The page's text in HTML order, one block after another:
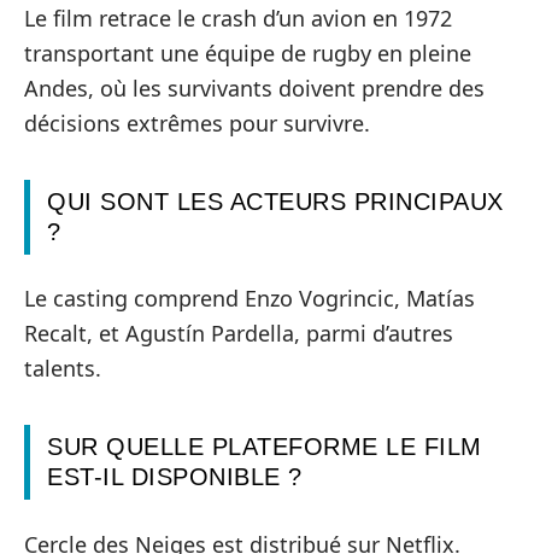
Le film retrace le crash d’un avion en 1972
transportant une équipe de rugby en pleine
Andes, où les survivants doivent prendre des
décisions extrêmes pour survivre.
QUI SONT LES ACTEURS PRINCIPAUX
?
Le casting comprend Enzo Vogrincic, Matías
Recalt, et Agustín Pardella, parmi d’autres
talents.
SUR QUELLE PLATEFORME LE FILM
EST-IL DISPONIBLE ?
Cercle des Neiges est distribué sur Netflix.